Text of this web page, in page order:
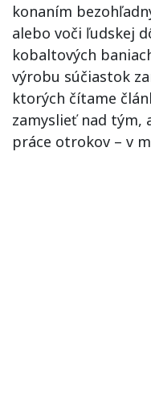
konaním
alebo voči ľudskej
kobaltových
výrobu súčiastok
ktorých čítame
zamyslieť nad tým,
práce otrokov – v